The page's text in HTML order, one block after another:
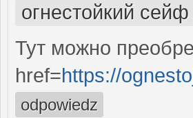
огнестойкий
Тут можно
href=https://
odpowiedz